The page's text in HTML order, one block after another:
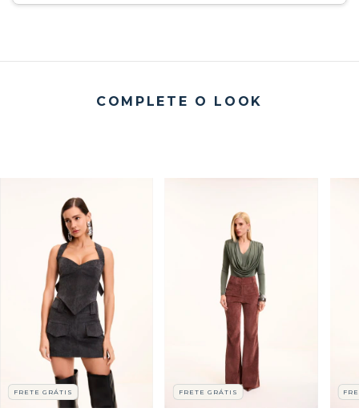
COMPLETE O LOOK
FRETE GRÁTIS FRETE GRÁTIS